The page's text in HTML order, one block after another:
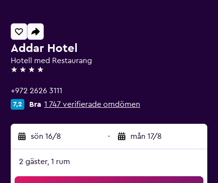
Addar Hotel
Hotell med Restaurang
4 stjärnor
+972 2626 3111
7,2 Bra 1 747 verifierade omdömen
sön 16/8 - mån 17/8
2 gäster, 1 rum